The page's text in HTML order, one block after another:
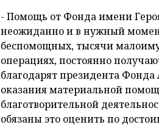
- Помощь от Фонда имени
неожиданно и в нужный
беспомощных, тысячи
операциях, постоянно
благодарят президента
оказания материальной
благотворительной
обязаны это оценить по